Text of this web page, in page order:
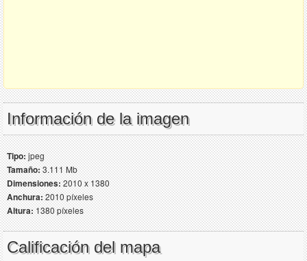
Información de la imagen
Tipo:jpeg
Tamaño:3.111 Mb
Dimensiones:2010 x 1380
Anchura:2010 píxeles
Altura:1380 píxeles
Calificación del mapa